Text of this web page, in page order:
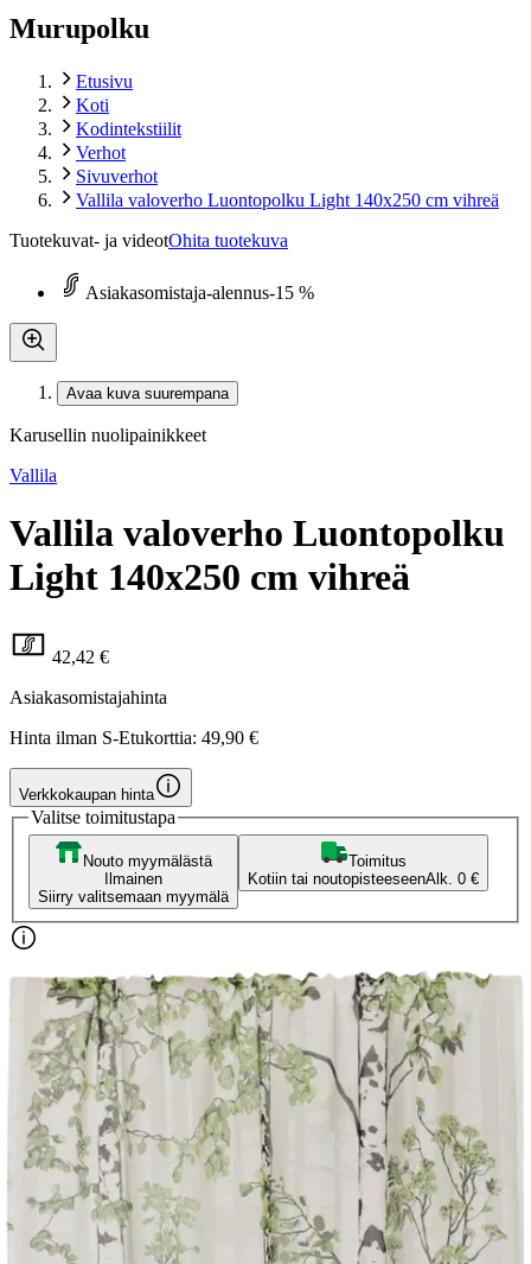
Murupolku
Etusivu
Koti
Kodintekstiilit
Verhot
Sivuverhot
Vallila valoverho Luontopolku Light 140x250 cm vihreä
Tuotekuvat- ja videotOhita tuotekuva
Asiakasomistaja-alennus-15 %
Avaa kuva suurempana
Karusellin nuolipainikkeet
Vallila
Vallila valoverho Luontopolku
Light 140x250 cm vihreä
42,42 €
Asiakasomistajahinta
Hinta ilman S-Etukorttia: 49,90 €
Verkkokaupan hinta
Valitse toimitustapa
Nouto myymälästä
Ilmainen
Siirry valitsemaan myymälä
Toimitus
Kotiin tai noutopisteeseenAlk. 0 €
Ilmainen toimitus yli 100 €:n tilauksille
Postin pakettiautomaattiin tai
palvelupisteeseen!
Etu ei koske Suuri‑lisäpalvelulla toimitettavia tuotteita.
Tarkista myymäläsaatavuus